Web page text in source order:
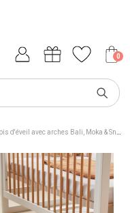
0
d'éveil avec arches Bali, Moka & Snow